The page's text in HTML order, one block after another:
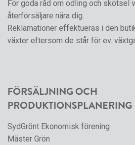
För goda råd om odling och skötsel
återförsäljare nära dig.
Reklamationer effektueras i den
växter eftersom de står för ev.
FÖRSÄLJNING OCH
PRODUKTIONSPLANERING
SydGrönt Ekonomisk förening
Mäster Grön